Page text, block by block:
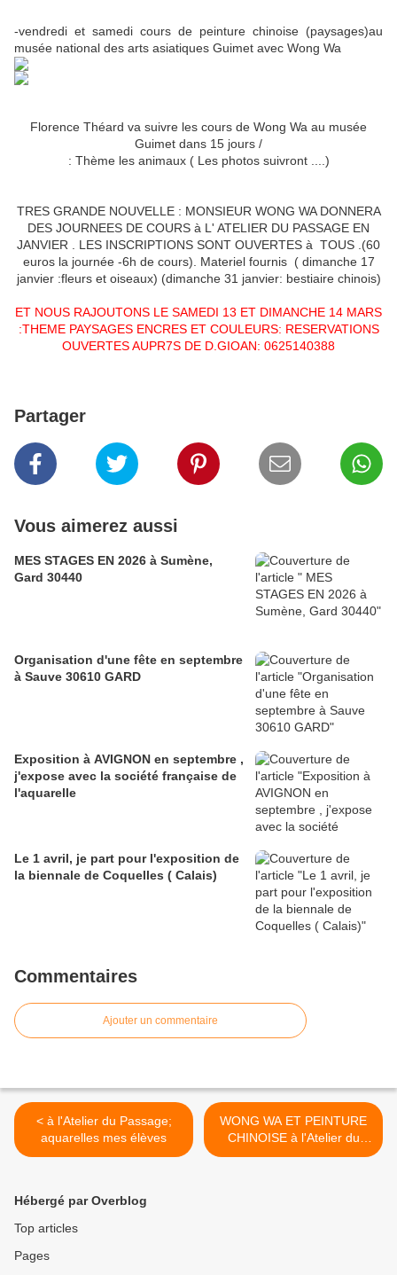
-vendredi et samedi cours de peinture chinoise (paysages)au
musée national des arts asiatiques Guimet avec Wong Wa
Florence Théard va suivre les cours de Wong Wa au musée
Guimet dans 15 jours /
: Thème les animaux ( Les photos suivront ....)
TRES GRANDE NOUVELLE : MONSIEUR WONG WA DONNERA
DES JOURNEES DE COURS à L' ATELIER DU PASSAGE EN
JANVIER . LES INSCRIPTIONS SONT OUVERTES à TOUS .(60
euros la journée -6h de cours). Materiel fournis ( dimanche 17
janvier :fleurs et oiseaux) (dimanche 31 janvier: bestiaire chinois)
ET NOUS RAJOUTONS LE SAMEDI 13 ET DIMANCHE 14 MARS
:THEME PAYSAGES ENCRES ET COULEURS: RESERVATIONS
OUVERTES AUPR7S DE D.GIOAN: 0625140388
Partager
Vous aimerez aussi
MES STAGES EN 2026 à Sumène,
Gard 30440
Organisation d'une fête en septembre
à Sauve 30610 GARD
Exposition à AVIGNON en septembre ,
j'expose avec la société française de
l'aquarelle
Le 1 avril, je part pour l'exposition de
la biennale de Coquelles ( Calais)
Commentaires
Ajouter un commentaire
< à l'Atelier du Passage;
aquarelles mes élèves
WONG WA ET PEINTURE
CHINOISE à l'Atelier du
Passage >
Hébergé par Overblog
Top articles
Pages